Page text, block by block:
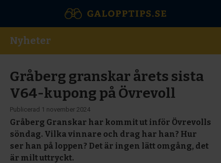
Nyheter
Gråberg granskar årets sista
V64-kupong på Övrevoll
Publicerad 1 november 2024
Gråberg Granskar har kommit ut inför Övrevolls
söndag. Vilka vinnare och drag har han? Hur
ser han på loppen? Det är ingen lätt omgång, det
är milt uttryckt.